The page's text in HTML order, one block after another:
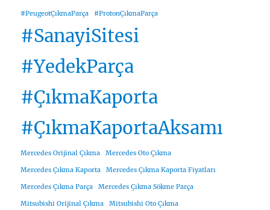
#PeugeotÇıkmaParça #ProtonÇıkmaParça
#SanayiSitesi
#YedekParça
#ÇıkmaKaporta
#ÇıkmaKaportaAksamı
Mercedes Orijinal Çıkma Mercedes Oto Çıkma
Mercedes Çıkma Kaporta Mercedes Çıkma Kaporta Fiyatları
Mercedes Çıkma Parça Mercedes Çıkma Sökme Parça
Mitsubishi Orijinal Çıkma Mitsubishi Oto Çıkma